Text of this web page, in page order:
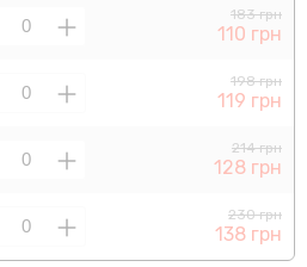
183 грн
110 грн
198 грн
119 грн
214 грн
128 грн
230 грн
138 грн